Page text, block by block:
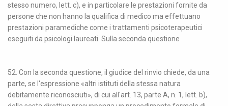
stesso numero, lett. c), e in particolare le prestazioni fornite da
persone che non hanno la qualifica di medico ma effettuano
prestazioni paramediche come i trattamenti psicoterapeutici
eseguiti da psicologi laureati. Sulla seconda questione
52. Con la seconda questione, il giudice del rinvio chiede, da una
parte, se l'espressione «altri istituti della stessa natura
debitamente riconosciuti», di cui all'art. 13, parte A, n. 1, lett. b),